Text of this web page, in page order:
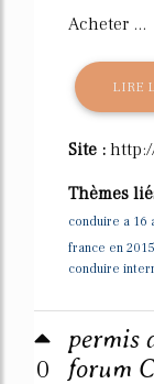
Acheter ...
LIRE
Site :
Thèmes
conduire a 16
france en 2015
conduire
0
permis
forum